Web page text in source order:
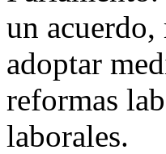
un
adoptar
reformas
laborales.